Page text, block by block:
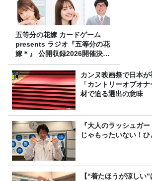
五等分の花嫁 カードゲーム
presents ラジオ『五等分の花
嫁＊』 公開収録2026開催決
定！
カンヌ映画祭で日本
「カントリーオブオ
材で迫る選出の意味
『大人のラッシュガ
じゃもったいない！
【“着たほうが涼しい